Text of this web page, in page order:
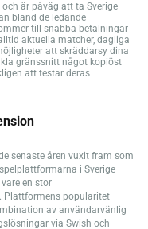
är påväg att ta Sverige
bland de ledande
till snabba betalningar
aktuella matcher, dagliga
att skräddarsy dina
gränssnitt något kopiöst
att testar deras
senaste åren vuxit fram som
i Sverige –
en stor
Plattformens popularitet
av användarvänlig
via Swish och